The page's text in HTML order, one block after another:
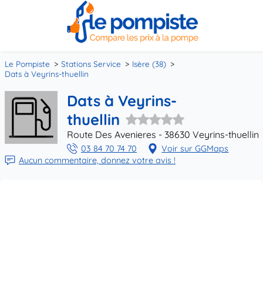
Le Pompiste Stations Service
Isère (38)
Dats à Veyrins-thuellin
Dats à Veyrins-
thuellin
Route Des Avenieres - 38630 Veyrins-thuellin
03 84 70 74 70
Voir sur GGMaps
Aucun commentaire, donnez votre avis !